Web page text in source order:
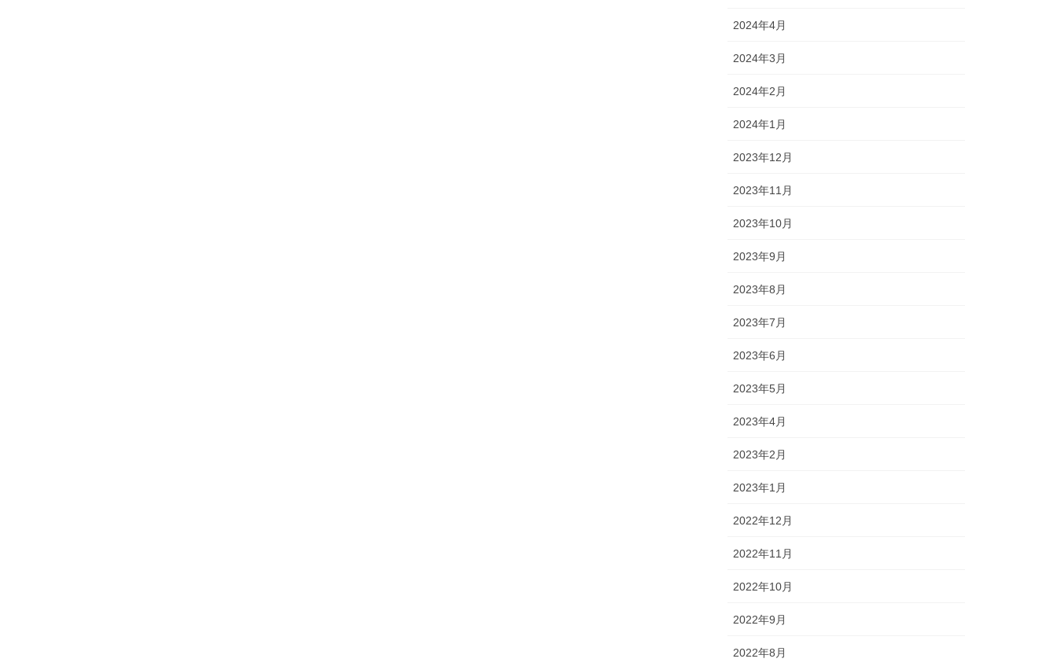
2024年4月
2024年3月
2024年2月
2024年1月
2023年12月
2023年11月
2023年10月
2023年9月
2023年8月
2023年7月
2023年6月
2023年5月
2023年4月
2023年2月
2023年1月
2022年12月
2022年11月
2022年10月
2022年9月
2022年8月